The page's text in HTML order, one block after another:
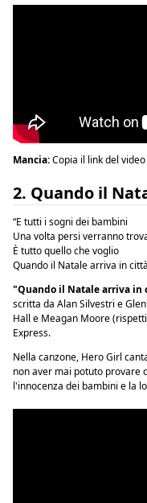
Mancia:Copia il link del
2. Quando il
“E tutti i sogni dei bambini
Una volta persi verranno
È tutto quello che voglio
Quando il Natale arriva in
"Quando il Natale arriva in
scritta da Alan Silvestri e
Hall e Meagan Moore
Express.
Nella canzone, Hero Girl
non aver mai potuto provare
l'innocenza dei bambini e la